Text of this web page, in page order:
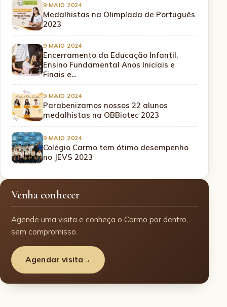
9 MAIO 2024
Medalhistas na Olimpíada de Português
2023
9 MAIO 2024
Encerramento da Educação Infantil,
Ensino Fundamental Anos Iniciais e
Finais e…
9 MAIO 2024
Parabenizamos nossos 22 alunos
medalhistas na OBBiotec 2023
9 MAIO 2024
Colégio Carmo tem ótimo desempenho
no JEVS 2023
Venha conhecer
Agende uma visita e conheça o Carmo por dentro,
sem compromisso.
Agendar visita →